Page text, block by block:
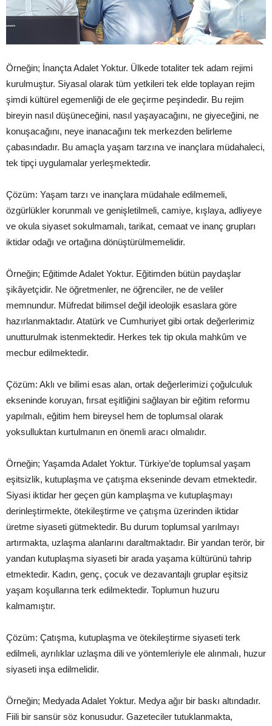
Örneğin; İnançta Adalet Yoktur. Ülkede totaliter tek adam rejimi
kurulmuştur. Siyasal olarak tüm yetkileri tek elde toplayan rejim
şimdi kültürel egemenliği de ele geçirme peşindedir. Bu rejim
bireyin nasıl düşüneceğini, nasıl yaşayacağını, ne giyeceğini, ne
konuşacağını, neye inanacağını tek merkezden belirleme
çabasındadır. Bu amaçla yaşam tarzına ve inançlara müdahaleci,
tek tipçi uygulamalar yerleşmektedir.
Çözüm: Yaşam tarzı ve inançlara müdahale edilmemeli,
özgürlükler korunmalı ve genişletilmeli, camiye, kışlaya, adliyeye
ve okula siyaset sokulmamalı, tarikat, cemaat ve inanç grupları
iktidar odağı ve ortağına dönüştürülmemelidir.
Örneğin; Eğitimde Adalet Yoktur. Eğitimden bütün paydaşlar
şikâyetçidir. Ne öğretmenler, ne öğrenciler, ne de veliler
memnundur. Müfredat bilimsel değil ideolojik esaslara göre
hazırlanmaktadır. Atatürk ve Cumhuriyet gibi ortak değerlerimiz
unutturulmak istenmektedir. Herkes tek tip okula mahkûm ve
mecbur edilmektedir.
Çözüm: Aklı ve bilimi esas alan, ortak değerlerimizi çoğulculuk
ekseninde koruyan, fırsat eşitliğini sağlayan bir eğitim reformu
yapılmalı, eğitim hem bireysel hem de toplumsal olarak
yoksulluktan kurtulmanın en önemli aracı olmalıdır.
Örneğin; Yaşamda Adalet Yoktur. Türkiye’de toplumsal yaşam
eşitsizlik, kutuplaşma ve çatışma ekseninde devam etmektedir.
Siyasi iktidar her geçen gün kamplaşma ve kutuplaşmayı
derinleştirmekte, ötekileştirme ve çatışma üzerinden iktidar
üretme siyaseti gütmektedir. Bu durum toplumsal yarılmayı
artırmakta, uzlaşma alanlarını daraltmaktadır. Bir yandan terör, bir
yandan kutuplaşma siyaseti bir arada yaşama kültürünü tahrip
etmektedir. Kadın, genç, çocuk ve dezavantajlı gruplar eşitsiz
yaşam koşullarına terk edilmektedir. Toplumun huzuru
kalmamıştır.
Çözüm: Çatışma, kutuplaşma ve ötekileştirme siyaseti terk
edilmeli, ayrılıklar uzlaşma dili ve yöntemleriyle ele alınmalı, huzur
siyaseti inşa edilmelidir.
Örneğin; Medyada Adalet Yoktur. Medya ağır bir baskı altındadır.
Fiili bir sansür söz konusudur. Gazeteciler tutuklanmakta,